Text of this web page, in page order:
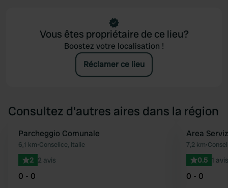
Vous êtes propriétaire de ce lieu?
Boostez votre localisation !
Réclamer ce lieu
Consultez d'autres aires dans la région
Préféré
Parcheggio Comunale
6,1 km•Conselice, Italie
2 2 avis
0 - 0
Area
7,2 km•
0.5 1 avis
0 - 0